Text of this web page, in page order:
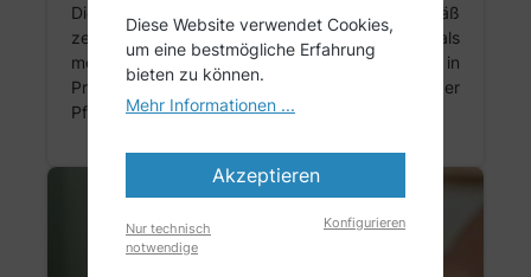
Die ARNOMED NITRIL XTRA PURE können gemäß
zertifizierteEuropäischer Norm 455
als
medizinische Untersuchungshandschuhe in
Praxen, Krankenhäusern, Laboren sowie der
Pflege verwendet werden.
Diese Website verwendet Cookies,
um eine bestmögliche Erfahrung
bieten zu können.
Mehr Informationen ...
Akzeptieren
Nur technisch
notwendige
Konfigurieren